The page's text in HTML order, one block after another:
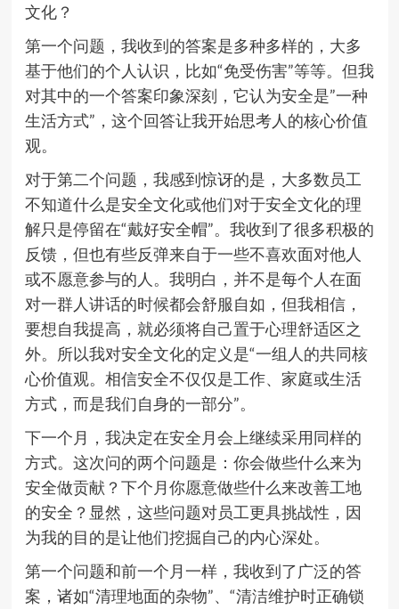
文化？
第一个问题，我收到的答案是多种多样的，大多
基于他们的个人认识，比如“免受伤害”等等。但我
对其中的一个答案印象深刻，它认为安全是”一种
生活方式”，这个回答让我开始思考人的核心价值
观。
对于第二个问题，我感到惊讶的是，大多数员工
不知道什么是安全文化或他们对于安全文化的理
解只是停留在“戴好安全帽”。我收到了很多积极的
反馈，但也有些反弹来自于一些不喜欢面对他人
或不愿意参与的人。我明白，并不是每个人在面
对一群人讲话的时候都会舒服自如，但我相信，
要想自我提高，就必须将自己置于心理舒适区之
外。所以我对安全文化的定义是“一组人的共同核
心价值观。相信安全不仅仅是工作、家庭或生活
方式，而是我们自身的一部分”。
下一个月，我决定在安全月会上继续采用同样的
方式。这次问的两个问题是：你会做些什么来为
安全做贡献？下个月你愿意做些什么来改善工地
的安全？显然，这些问题对员工更具挑战性，因
为我的目的是让他们挖掘自己的内心深处。
第一个问题和前一个月一样，我收到了广泛的答
案，诸如“清理地面的杂物”、“清洁维护时正确锁